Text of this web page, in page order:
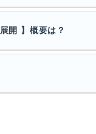
開 】概要は？